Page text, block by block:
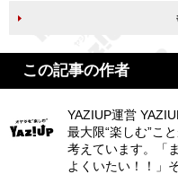
この記事の作者
YAZIUP運営
最大限“楽しむ”こ
考えています。「
よくいたい！！」